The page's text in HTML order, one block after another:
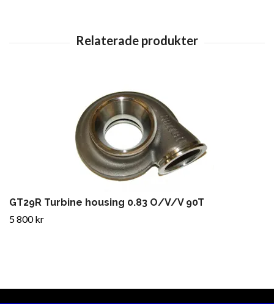
GT29R Turbine housing 0.83 O/V/V 90T
5 800 kr